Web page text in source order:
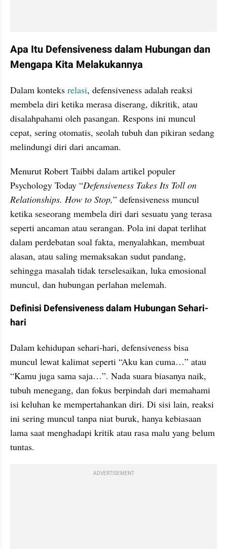
Apa Itu Defensiveness dalam Hubungan dan
Mengapa Kita Melakukannya
Dalam konteks relasi, defensiveness adalah reaksi
membela diri ketika merasa diserang, dikritik, atau
disalahpahami oleh pasangan. Respons ini muncul
cepat, sering otomatis, seolah tubuh dan pikiran sedang
melindungi diri dari ancaman.
Menurut Robert Taibbi dalam artikel populer
Psychology Today “Defensiveness Takes Its Toll on
Relationships. How to Stop,” defensiveness muncul
ketika seseorang membela diri dari sesuatu yang terasa
seperti ancaman atau serangan. Pola ini dapat terlihat
dalam perdebatan soal fakta, menyalahkan, membuat
alasan, atau saling memaksakan sudut pandang,
sehingga masalah tidak terselesaikan, luka emosional
muncul, dan hubungan perlahan melemah.
Definisi Defensiveness dalam Hubungan Sehari-
hari
Dalam kehidupan sehari-hari, defensiveness bisa
muncul lewat kalimat seperti “Aku kan cuma…” atau
“Kamu juga sama saja…”. Nada suara biasanya naik,
tubuh menegang, dan fokus berpindah dari memahami
isi keluhan ke mempertahankan diri. Di sisi lain, reaksi
ini sering muncul tanpa niat buruk, hanya kebiasaan
lama saat menghadapi kritik atau rasa malu yang belum
tuntas.
ADVERTISEMENT